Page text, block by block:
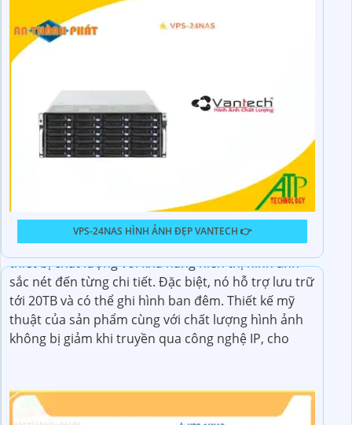
VPS-24NAS HÌNH ẢNH ĐẸP VANTECH 👉
Sản phẩm Đầu thu KTS Ip Sắt Nét VPS-16NAS là một
thiết bị chất lượng với khả năng hiển thị hình ảnh
sắc nét đến từng chi tiết. Đặc biệt, nó hỗ trợ lưu trữ
tới 20TB và có thể ghi hình ban đêm. Thiết kế mỹ
thuật của sản phẩm cùng với chất lượng hình ảnh
không bị giảm khi truyền qua công nghệ IP, cho